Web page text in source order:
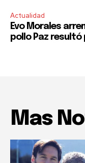
Actualidad
Evo Morales
pollo Paz resultó
Mas